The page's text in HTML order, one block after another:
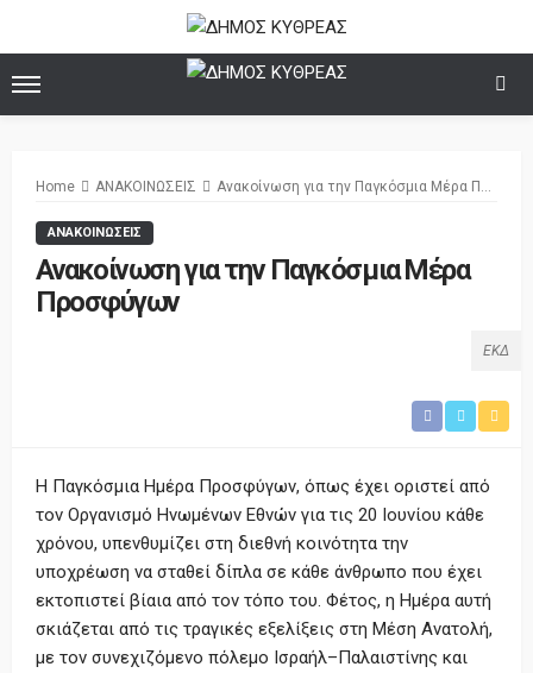
Home ΑΝΑΚΟΙΝΩΣΕΙΣ Ανακοίνωση για την Παγκόσμια Μέρα Προσφύγων
ΑΝΑΚΟΙΝΩΣΕΙΣ
Ανακοίνωση για την Παγκόσμια Μέρα
Προσφύγων
ΕΚΔ
Η Παγκόσμια Ημέρα Προσφύγων, όπως έχει οριστεί από
τον Οργανισμό Ηνωμένων Εθνών για τις 20 Ιουνίου κάθε
χρόνου, υπενθυμίζει στη διεθνή κοινότητα την
υποχρέωση να σταθεί δίπλα σε κάθε άνθρωπο που έχει
εκτοπιστεί βίαια από τον τόπο του. Φέτος, η Ημέρα αυτή
σκιάζεται από τις τραγικές εξελίξεις στη Μέση Ανατολή,
με τον συνεχιζόμενο πόλεμο Ισραήλ–Παλαιστίνης και